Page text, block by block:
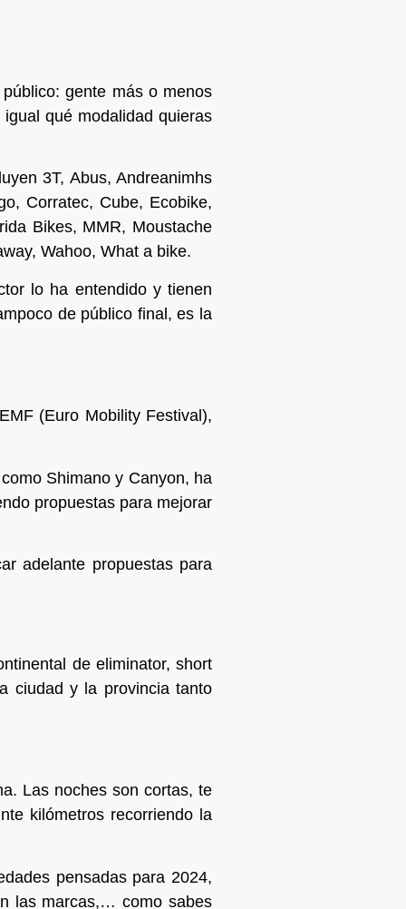
gente más o menos
qué modalidad quieras
3T, Abus, Andreanimhs
Corratec, Cube, Ecobike,
Bikes, MMR, Moustache
Wahoo, What a bike.
lo ha entendido y tienen
de público final, es la
(Euro Mobility Festival),
Shimano y Canyon, ha
propuestas para mejorar
adelante propuestas para
de eliminator, short
ciudad y la provincia tanto
Las noches son cortas, te
kilómetros recorriendo la
pensadas para 2024,
las marcas,… como sabes